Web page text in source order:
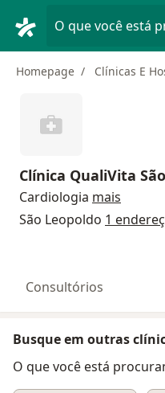
O que você está
Homepage Clínicas E
Clínica QualiVita
Cardiologia mais
São Leopoldo 1
Consultórios
Busque em outras
O que você está